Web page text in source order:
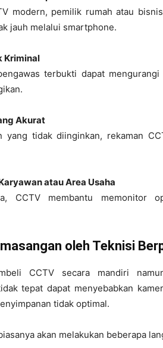
modern, pemilik rumah atau
jauh melalui smartphone.
Kriminal
terbukti dapat
Akurat
yang tidak diinginkan, rekaman
atau Area Usaha
CCTV membantu memonitor
oleh Teknisi
CCTV secara mandiri
tepat dapat menyebabkan
tidak optimal.
akan melakukan beberapa